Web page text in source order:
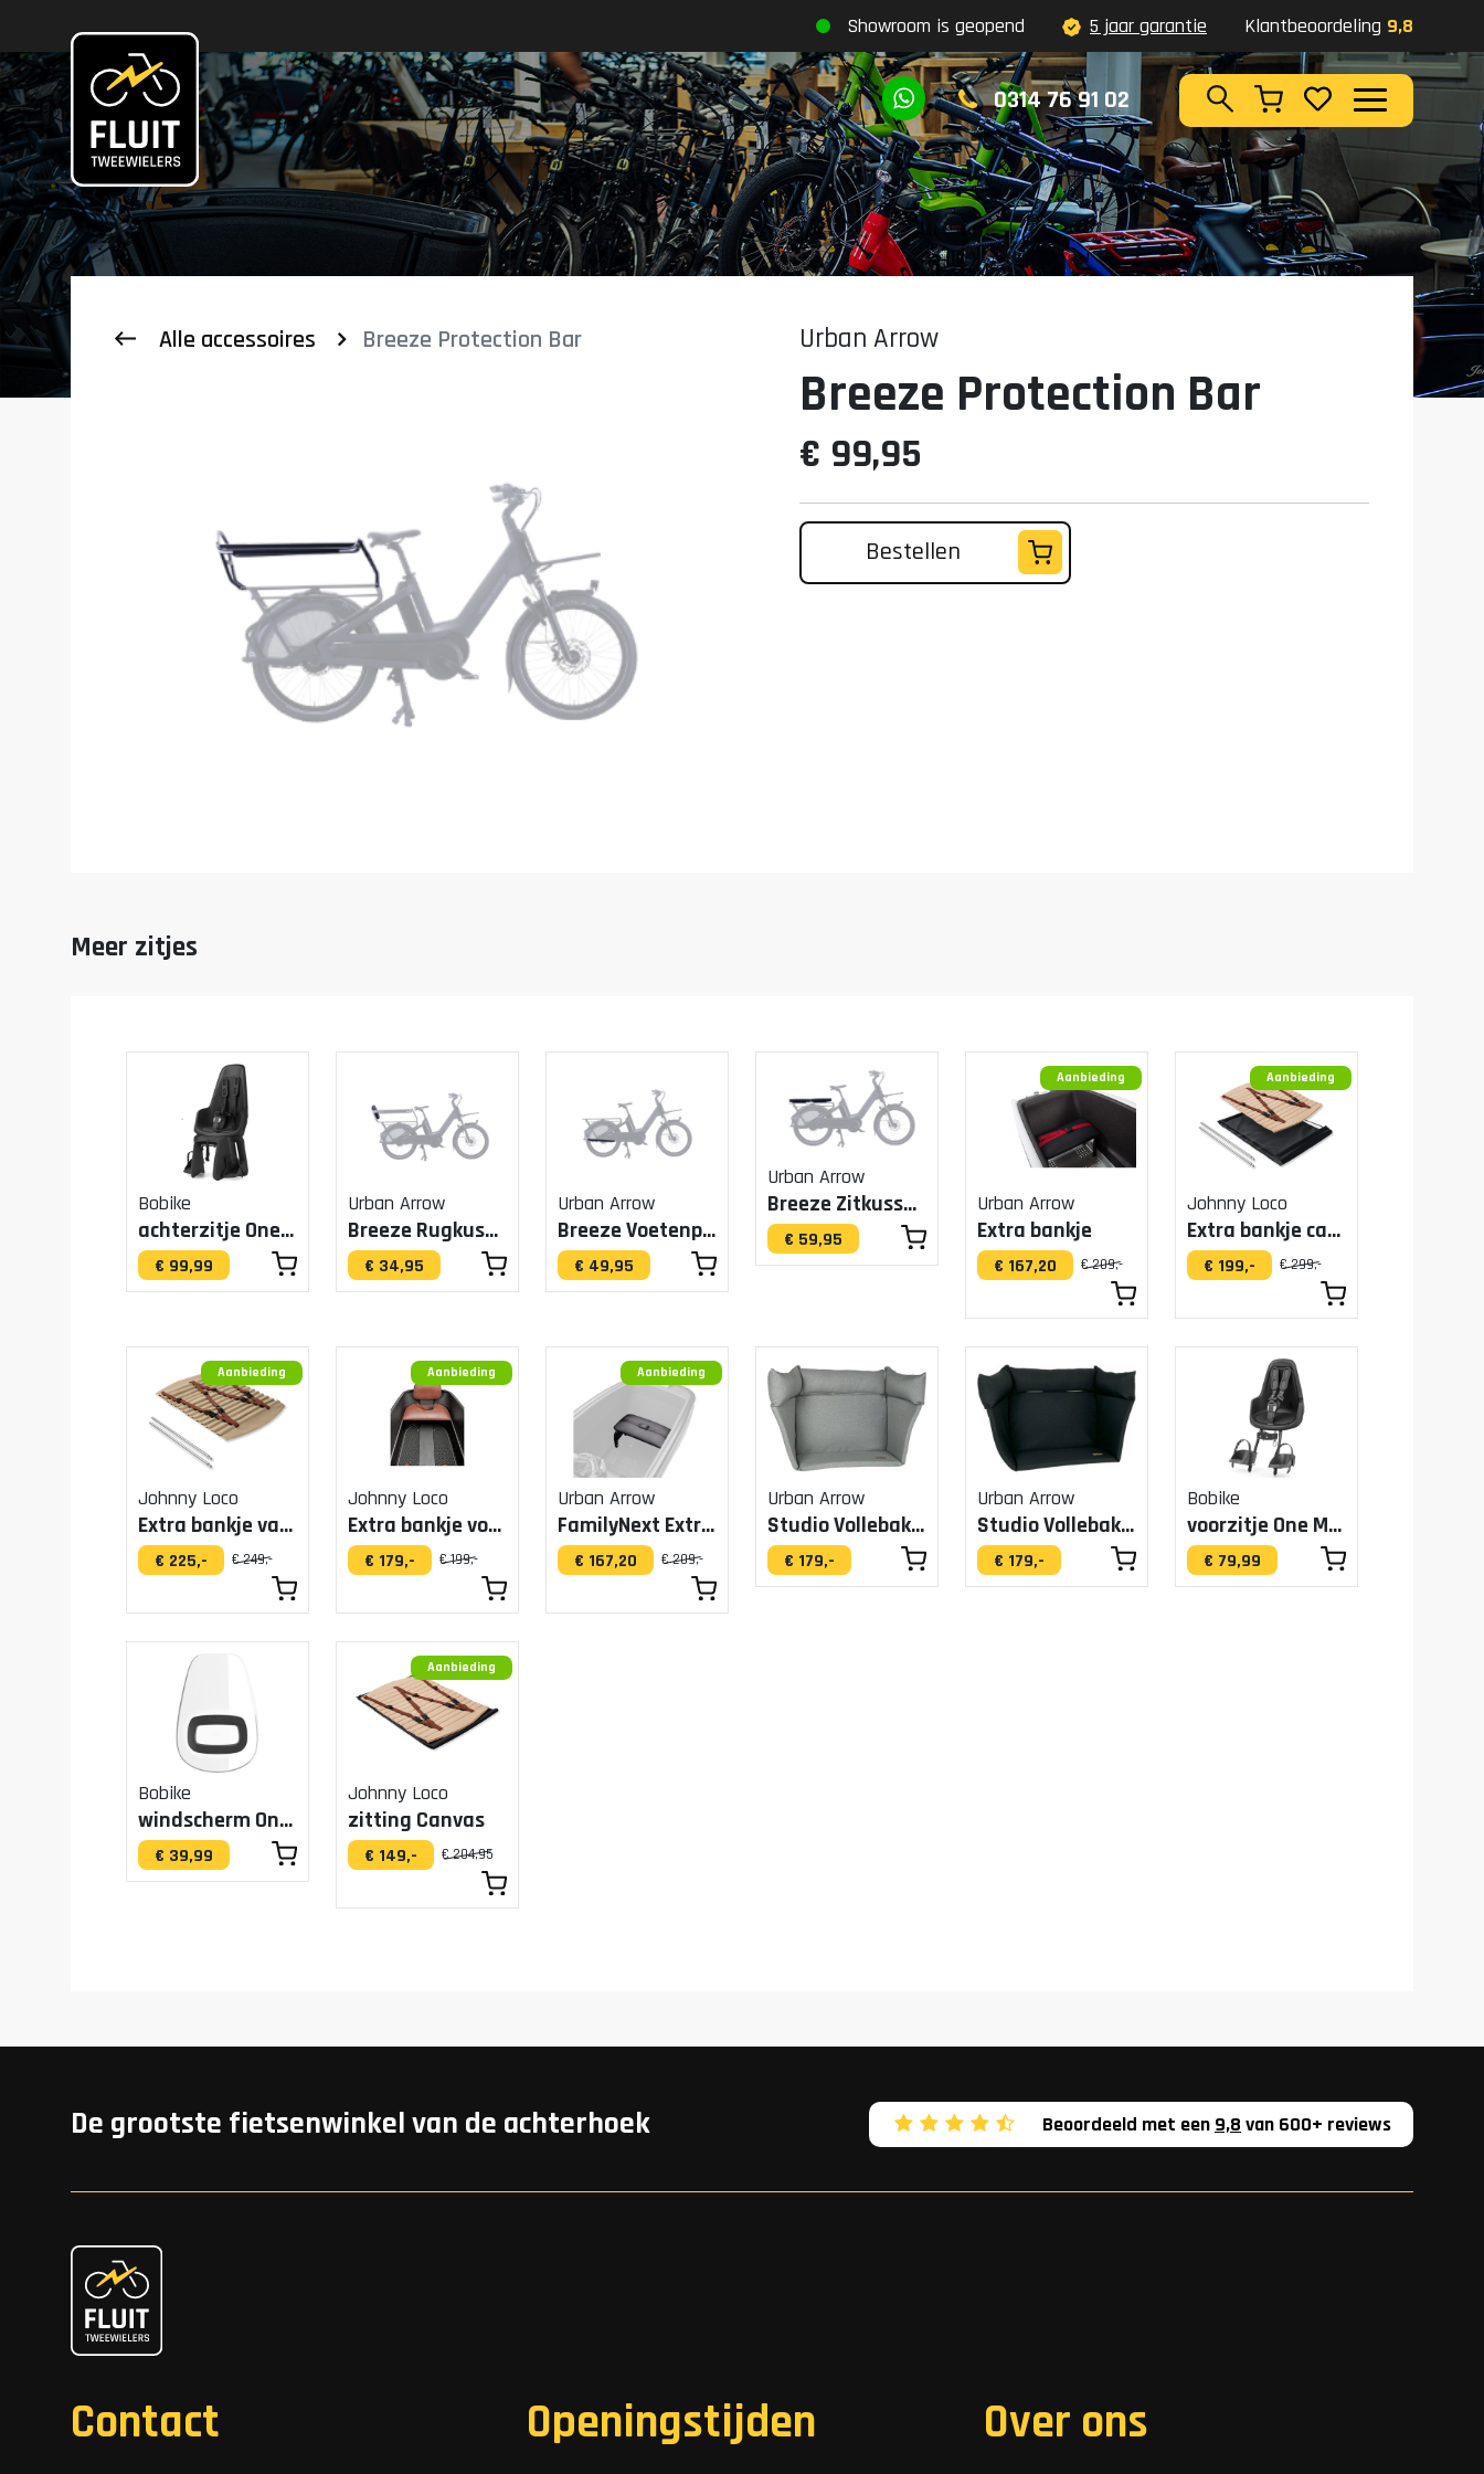
Zoeken
Zoeken
Showroom is geopend 5 jaar garantie Klantbeoordeling 9,8
0314 76 91 02
Alle accessoires Breeze Protection Bar Urban Arrow
Breeze Protection Bar
€ 99,95
Bestellen
Meer zitjes
Bobike
achterzitje One Maxi drager urban black
€ 99,99
Urban Arrow
Breeze Rugkussen
€ 34,95
Urban Arrow
Breeze Voetenplankset
€ 49,95
Urban Arrow
Breeze Zitkussen MIK
€ 59,95
Aanbieding
Urban Arrow
Extra bankje
€ 167,20 € 209,-
Aanbieding
Johnny Loco
Extra bankje canvas
€ 199,- € 299,-
Aanbieding
Johnny Loco
Extra bankje van Mesh
€ 225,- € 249,-
Aanbieding
Johnny Loco
Extra bankje voor TwinCruiser
€ 179,- € 199,-
Aanbieding
Urban Arrow
FamilyNext Extra Bankje
€ 167,20 € 209,-
Urban Arrow
Studio Vollebak kussen grijs
€ 179,-
Urban Arrow
Studio Vollebak kussen zwart
€ 179,-
Bobike
voorzitje One Mini urban black
€ 79,99
Bobike
windscherm One+ urban black
€ 39,99
Aanbieding
Johnny Loco
zitting Canvas
€ 149,- € 204,95
De grootste fietsenwinkel van de achterhoek Beoordeeld met een 9,8 van 600+ reviews
Contact Openingstijden Over ons